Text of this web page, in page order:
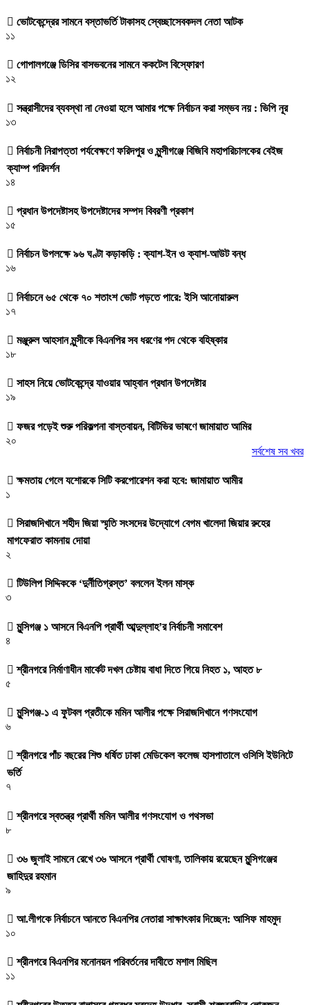
ভোটকেন্দ্রের সামনে বস্তাভর্তি টাকাসহ স্বেচ্ছাসেবকদল নেতা আটক
১১
গোপালগঞ্জে ডিসির বাসভবনের সামনে ককটেল বিস্ফোরণ
১২
সন্ত্রাসীদের ব্যবস্থা না নেওয়া হলে আমার পক্ষে নির্বাচন করা সম্ভব নয় : ভিপি নূর
১৩
নির্বাচনী নিরাপত্তা পর্যবেক্ষণে ফরিদপুর ও মুন্সীগঞ্জে বিজিবি মহাপরিচালকের বেইজ
ক্যাম্প পরিদর্শন
১৪
প্রধান উপদেষ্টাসহ উপদেষ্টাদের সম্পদ বিবরণী প্রকাশ
১৫
নির্বাচন উপলক্ষে ৯৬ ঘণ্টা কড়াকড়ি : ক্যাশ-ইন ও ক্যাশ-আউট বন্ধ
১৬
নির্বাচনে ৬৫ থেকে ৭০ শতাংশ ভোট পড়তে পারে: ইসি আনোয়ারুল
১৭
মঞ্জুরুল আহসান মুন্সীকে বিএনপির সব ধরণের পদ থেকে বহিষ্কার
১৮
সাহস নিয়ে ভোটকেন্দ্রে যাওয়ার আহ্বান প্রধান উপদেষ্টার
১৯
ফজর পড়েই শুরু পরিকল্পনা বাস্তবায়ন, বিটিভির ভাষণে জামায়াত আমির
২০
সর্বশেষ সব খবর
ক্ষমতায় গেলে যশোরকে সিটি করপোরেশন করা হবে: জামায়াত আমীর
১
সিরাজদিখানে শহীদ জিয়া স্মৃতি সংসদের উদ্যোগে বেগম খালেদা জিয়ার রুহের
মাগফেরাত কামনায় দোয়া
২
টিউলিপ সিদ্দিককে ‘দুর্নীতিগ্রস্ত’ বললেন ইলন মাস্ক
৩
মুন্সিগঞ্জ ১ আসনে বিএনপি প্রার্থী আব্দুল্লাহ’র নির্বাচনী সমাবেশ
৪
শ্রীনগরে নির্মাণাধীন মার্কেট দখল চেষ্টায় বাধা দিতে গিয়ে নিহত ১, আহত ৮
৫
মুন্সিগঞ্জ-১ এ ফুটবল প্রতীকে মমিন আলীর পক্ষে সিরাজদিখানে গণসংযোগ
৬
শ্রীনগরে পাঁচ বছরের শিশু ধর্ষিত ঢাকা মেডিকেল কলেজ হাসপাতালে ওসিসি ইউনিটে
ভর্তি
৭
শ্রীনগরে স্বতন্ত্র প্রার্থী মমিন আলীর গণসংযোগ ও পথসভা
৮
৩৬ জুলাই সামনে রেখে ৩৬ আসনে প্রার্থী ঘোষণা, তালিকায় রয়েছেন মুন্সিগঞ্জের
জাহিদুর রহমান
৯
আ.লীগকে নির্বাচনে আনতে বিএনপির নেতারা সাক্ষাৎকার দিচ্ছেন: আসিফ মাহমুদ
১০
শ্রীনগরে বিএনপির মনোনয়ন পরিবর্তনের দাবীতে মশাল মিছিল
১১